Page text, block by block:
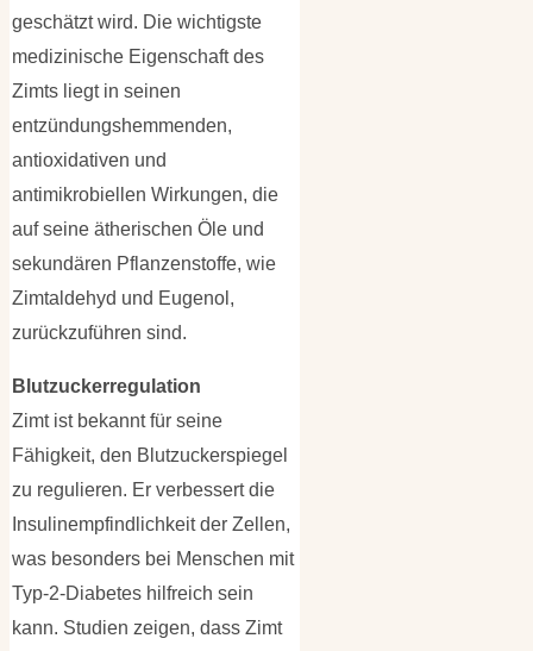
geschätzt wird. Die wichtigste
medizinische Eigenschaft des
Zimts liegt in seinen
entzündungshemmenden,
antioxidativen und
antimikrobiellen Wirkungen, die
auf seine ätherischen Öle und
sekundären Pflanzenstoffe, wie
Zimtaldehyd und Eugenol,
zurückzuführen sind.
Blutzuckerregulation
Zimt ist bekannt für seine
Fähigkeit, den Blutzuckerspiegel
zu regulieren. Er verbessert die
Insulinempfindlichkeit der Zellen,
was besonders bei Menschen mit
Typ-2-Diabetes hilfreich sein
kann. Studien zeigen, dass Zimt